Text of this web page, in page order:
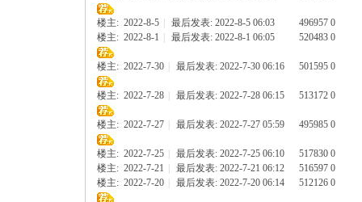
楼主: 2022-8-5 最后发表: 2022-8-5 06:03 496957 0
楼主: 2022-8-1 最后发表: 2022-8-1 06:05 520483 0
楼主: 2022-7-30 最后发表: 2022-7-30 06:16 501595 0
楼主: 2022-7-28 最后发表: 2022-7-28 06:15 513172 0
楼主: 2022-7-27 最后发表: 2022-7-27 05:59 495985 0
楼主: 2022-7-25 最后发表: 2022-7-25 06:10 517830 0
楼主: 2022-7-21 最后发表: 2022-7-21 06:12 516597 0
楼主: 2022-7-20 最后发表: 2022-7-20 06:14 512126 0